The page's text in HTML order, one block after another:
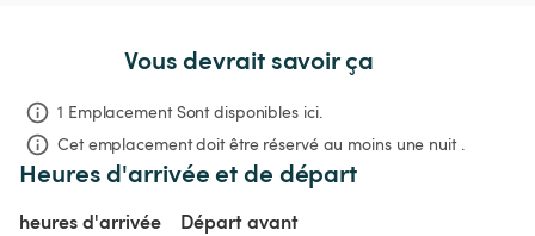
Vous devrait savoir ça
1 Emplacement Sont disponibles ici.
Cet emplacement doit être réservé au moins une nuit .
Heures d'arrivée et de départ
heures d'arrivée Départ avant